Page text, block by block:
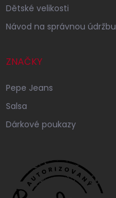
Dětské velikosti
Návod na správnou údržbu
ZNAČKY
Pepe Jeans
Salsa
Dárkové poukazy